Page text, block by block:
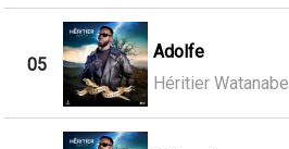
05
Adolfe
Héritier Watanabe